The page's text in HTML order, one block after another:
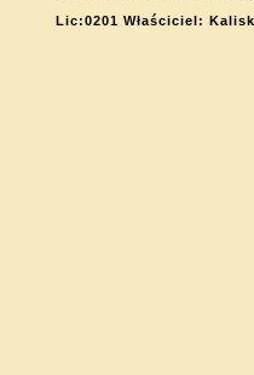
Lic:0201 Właściciel: